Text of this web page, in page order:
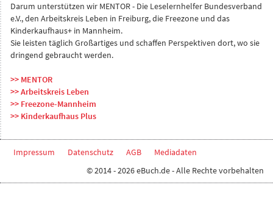
Darum unterstützen wir MENTOR - Die Leselernhelfer Bundesverband
e.V., den Arbeitskreis Leben in Freiburg, die Freezone und das
Kinderkaufhaus+ in Mannheim.
Sie leisten täglich Großartiges und schaffen Perspektiven dort, wo sie
dringend gebraucht werden.
>> MENTOR
>> Arbeitskreis Leben
>> Freezone-Mannheim
>> Kinderkaufhaus Plus
Impressum Datenschutz AGB
Mediadaten
© 2014 - 2026 eBuch.de - Alle Rechte vorbehalten